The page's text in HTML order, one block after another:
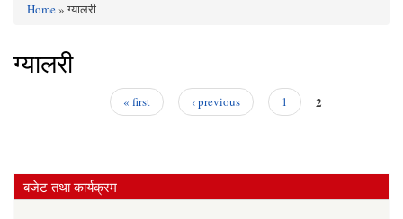
Home» ग्यालरी
ग्यालरी
« first ‹ previous 1 2
बजेट तथा कार्यक्रम